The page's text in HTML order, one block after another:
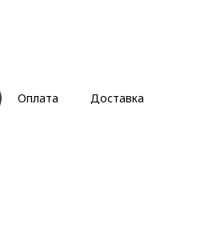
Оплата Доставка